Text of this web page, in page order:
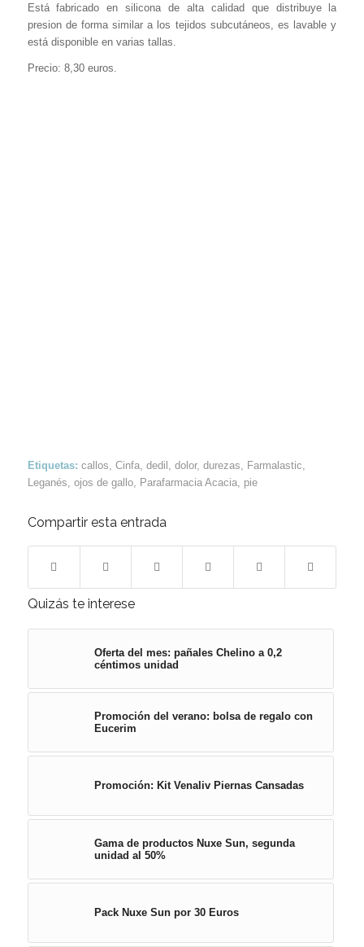
Está fabricado en silicona de alta calidad que distribuye la
presion de forma similar a los tejidos subcutáneos, es lavable y
está disponible en varias tallas.
Precio: 8,30 euros.
Etiquetas: callos, Cinfa, dedil , dolor, durezas, Farmalastic,
Leganés, ojos de gallo, Parafarmacia Acacia, pie
Compartir esta entrada
Quizás te interese
Oferta del mes: pañales Chelino a 0,2
céntimos unidad
Promoción del verano: bolsa de regalo con
Eucerim
Promoción: Kit Venaliv Piernas Cansadas
Gama de productos Nuxe Sun, segunda
unidad al 50%
Pack Nuxe Sun por 30 Euros